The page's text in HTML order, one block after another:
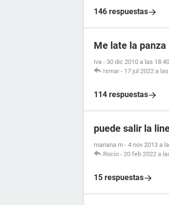
146 respuestas
Me late la panza
iva - 30 dic 2010 a las 18:40
Ismar - 17 jul 2022 a
114 respuestas
puede salir la
mariana m - 4 nov 2013 a
Rocio - 20 feb 2022 a
15 respuestas